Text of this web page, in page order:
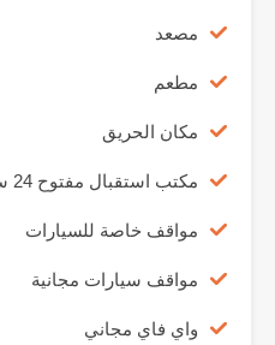
مصعد
مطعم
مكان الحريق
مكتب استقبال مفتوح 24 ساعة
مواقف خاصة للسيارات
مواقف سيارات مجانية
واي فاي مجاني